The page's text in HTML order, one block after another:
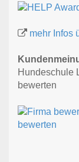
mehr Infos
Hundeschule
bewerten
bewerten